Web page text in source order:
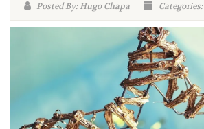
Posted By: Hugo Chapa
Categories: